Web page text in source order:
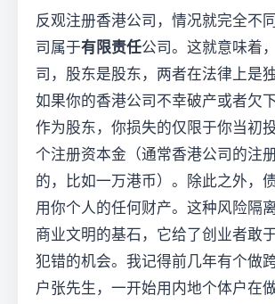
反观注册香港公司，情况就完全不
司属于有限责任公司。这就意味着
司，股东是股东，两者在法律上是独
如果你的香港公司不幸破产或者欠
作为股东，你损失的仅限于你当初
个注册资本金（通常香港公司的注
的，比如一万港币）。除此之外，
用你个人的任何财产。这种风险隔
商业文明的基石，它给了创业者敢
犯错的机会。我记得前几年有个做
户张先生，一开始用内地个体户在